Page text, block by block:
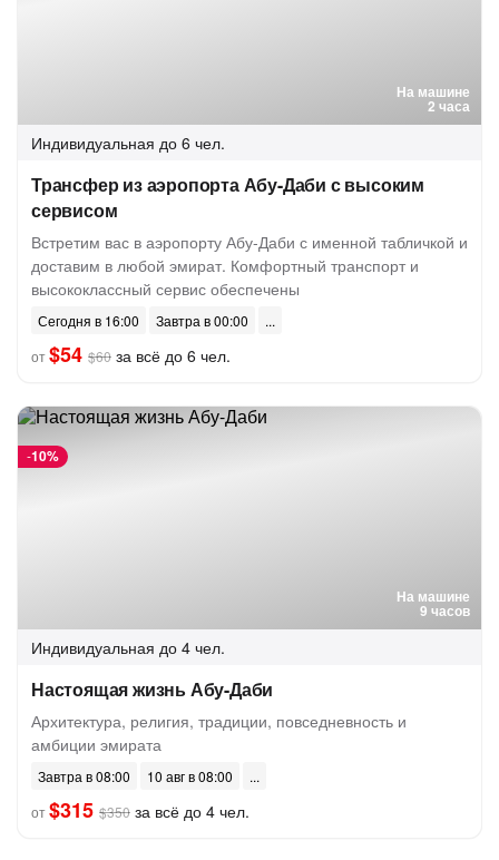
На машине
2 часа
Индивидуальная до 6 чел.
Трансфер из аэропорта Абу-Даби с высоким
сервисом
Встретим вас в аэропорту Абу-Даби с именной табличкой и
доставим в любой эмират. Комфортный транспорт и
высококлассный сервис обеспечены
Сегодня в 16:00
Завтра в 00:00
от$54 $60 за всё до 6 чел.
На машине
9 часов
-10%
Индивидуальная до 4 чел.
Настоящая жизнь Абу-Даби
Архитектура, религия, традиции, повседневность и
амбиции эмирата
Завтра в 08:00
10 авг в 08:00
от$315 $350 за всё до 4 чел.